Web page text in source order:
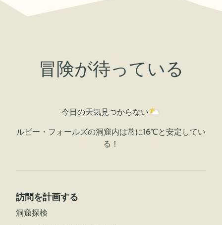
冒険が待っている
今日の天気見つからない
ルビー・フォールズの洞窟内は常に16℃と安定してい
る！
訪問を計画する
洞窟探検